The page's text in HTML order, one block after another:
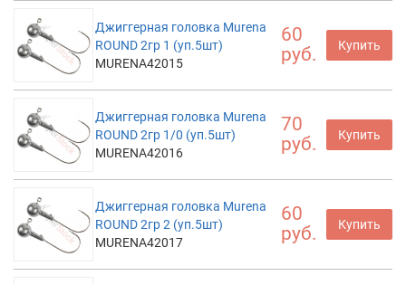
Джиггерная головка Murena
ROUND 2гр 1 (уп.5шт)
MURENA42015
60
руб.
Купить
Джиггерная головка Murena
ROUND 2гр 1/0 (уп.5шт)
MURENA42016
70
руб.
Купить
Джиггерная головка Murena
ROUND 2гр 2 (уп.5шт)
MURENA42017
60
руб.
Купить